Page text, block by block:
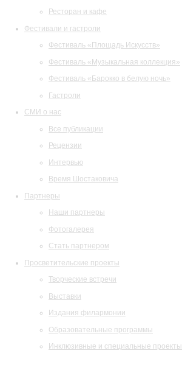
Ресторан и кафе
Фестивали и гастроли
Фестиваль «Площадь Искусств»
Фестиваль «Музыкальная коллекция»
Фестиваль «Барокко в белую ночь»
Гастроли
СМИ о нас
Все публикации
Рецензии
Интервью
Время Шостаковича
Партнеры
Наши партнеры
Фотогалерея
Стать партнером
Просветительские проекты
Творческие встречи
Выставки
Издания филармонии
Образовательные программы
Инклюзивные и специальные проекты